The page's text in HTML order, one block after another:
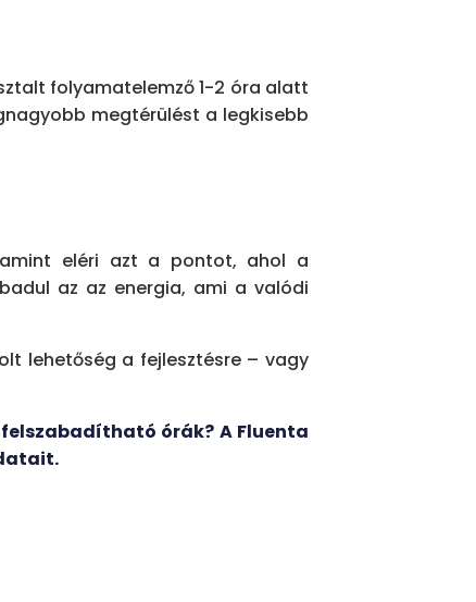
folyamatelemző 1-2 óra alatt
megtérülést a legkisebb
eléri azt a pontot, ahol a
az az energia, ami a valódi
lehetőség a fejlesztésre – vagy
órák? A Fluenta